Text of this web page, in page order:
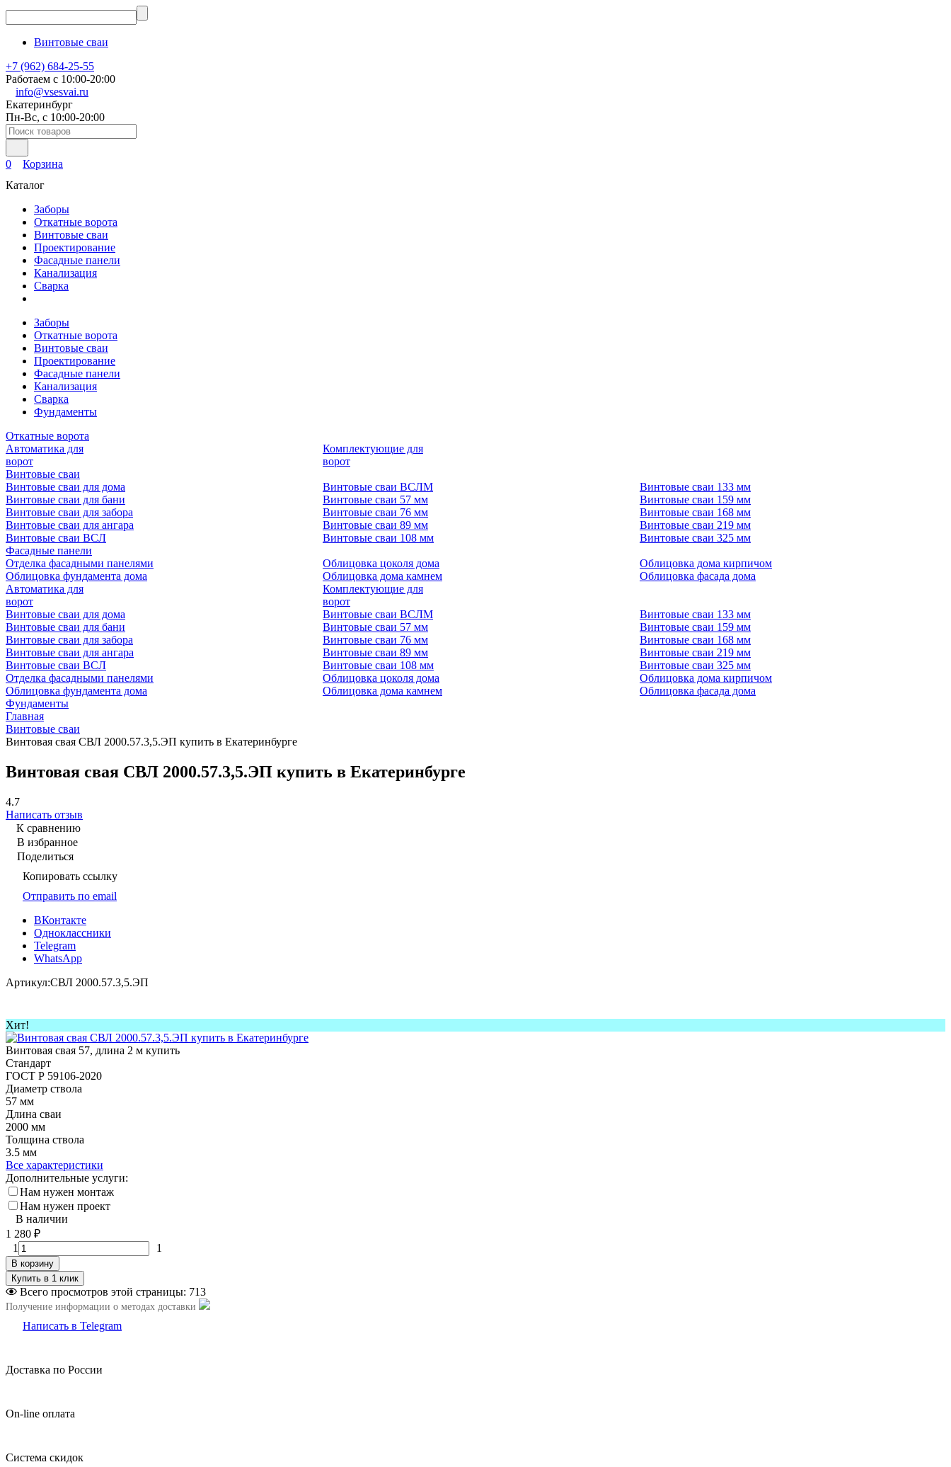
Винтовые сваи
+7 (962) 684-25-55
Работаем с 10:00-20:00
info@vsesvai.ru
Екатеринбург
Пн-Вс, с 10:00-20:00
0
Корзина
Каталог
Заборы
Откатные ворота
Винтовые сваи
Проектирование
Фасадные панели
Канализация
Сварка
Заборы
Откатные ворота
Винтовые сваи
Проектирование
Фасадные панели
Канализация
Сварка
Фундаменты
Откатные ворота
Автоматика для
ворот
Комплектующие для
ворот
Винтовые сваи
Винтовые сваи для дома
Винтовые сваи для бани
Винтовые сваи для забора
Винтовые сваи для ангара
Винтовые сваи ВСЛ
Винтовые сваи ВСЛМ
Винтовые сваи 57 мм
Винтовые сваи 76 мм
Винтовые сваи 89 мм
Винтовые сваи 108 мм
Винтовые сваи 133 мм
Винтовые сваи 159 мм
Винтовые сваи 168 мм
Винтовые сваи 219 мм
Винтовые сваи 325 мм
Фасадные панели
Отделка фасадными панелями
Облицовка фундамента дома
Облицовка цоколя дома
Облицовка дома камнем
Облицовка дома кирпичом
Облицовка фасада дома
Автоматика для
ворот
Комплектующие для
ворот
Винтовые сваи для дома
Винтовые сваи для бани
Винтовые сваи для забора
Винтовые сваи для ангара
Винтовые сваи ВСЛ
Винтовые сваи ВСЛМ
Винтовые сваи 57 мм
Винтовые сваи 76 мм
Винтовые сваи 89 мм
Винтовые сваи 108 мм
Винтовые сваи 133 мм
Винтовые сваи 159 мм
Винтовые сваи 168 мм
Винтовые сваи 219 мм
Винтовые сваи 325 мм
Отделка фасадными панелями
Облицовка фундамента дома
Облицовка цоколя дома
Облицовка дома камнем
Облицовка дома кирпичом
Облицовка фасада дома
Фундаменты
Главная
Винтовые сваи
Винтовая свая СВЛ 2000.57.3,5.ЭП купить в Екатеринбурге
Винтовая свая СВЛ 2000.57.3,5.ЭП купить в Екатеринбурге
4.7
Написать отзыв
К сравнению
В избранное
Поделиться
Копировать ссылку
Отправить по email
ВКонтакте
Одноклассники
Telegram
WhatsApp
Артикул:СВЛ 2000.57.3,5.ЭП
Хит!
Винтовая свая 57, длина 2 м купить
Стандарт
ГОСТ Р 59106-2020
Диаметр ствола
57 мм
Длина сваи
2000 мм
Толщина ствола
3.5 мм
Все характеристики
Дополнительные услуги:
Нам нужен монтаж
Нам нужен проект
В наличии
1 280 ₽
1
1
В корзину
Всего просмотров этой страницы: 713
Получение информации о методах доставки
Написать в Telegram
Доставка по России
On-line оплата
Система скидок